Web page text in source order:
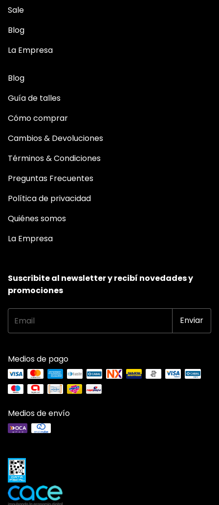
Sale
Blog
La Empresa
Blog
Guía de talles
Cómo comprar
Cambios & Devoluciones
Términos & Condiciones
Preguntas Frecuentes
Política de privacidad
Quiénes somos
La Empresa
Suscribite al newsletter y recibí novedades y
promociones
Medios de pago
Medios de envío